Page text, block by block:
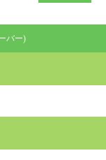
バー)